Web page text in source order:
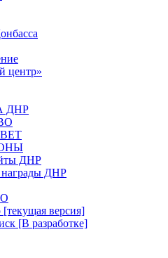
центр»
ДНР
ДНР
награды ДНР
[текущая версия]
[В разработке]